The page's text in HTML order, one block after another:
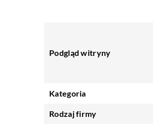
Podgląd witryny
Kategoria
Rodzaj firmy